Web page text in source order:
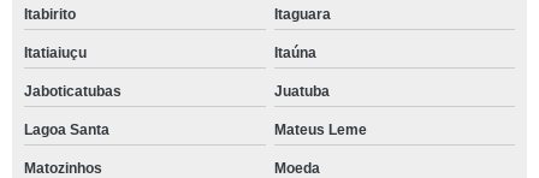
Itabirito Itaguara
Itatiaiuçu Itaúna
Jaboticatubas Juatuba
Lagoa Santa Mateus Leme
Matozinhos Moeda